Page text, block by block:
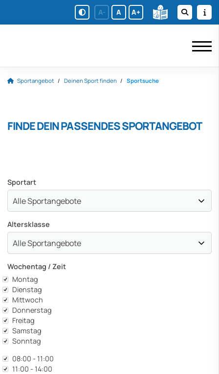
A- A A+
Sportangebot Deinen Sport finden Sportsuche
FINDE DEIN PASSENDES SPORTANGEBOT
Sportart
Altersklasse
Wochentag / Zeit
Wochentag
Montag
Dienstag
Mittwoch
Donnerstag
Freitag
Samstag
Sonntag
Zeit08:00 - 11:00
11:00 - 14:00